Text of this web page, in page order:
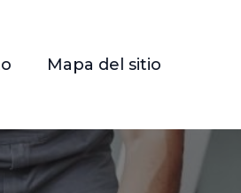
Mapa del sitio